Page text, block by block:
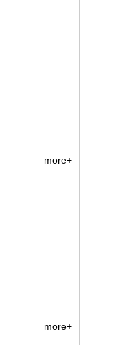
more+
more+